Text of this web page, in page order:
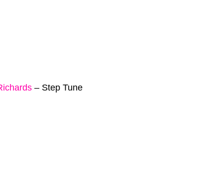
– Step Tune